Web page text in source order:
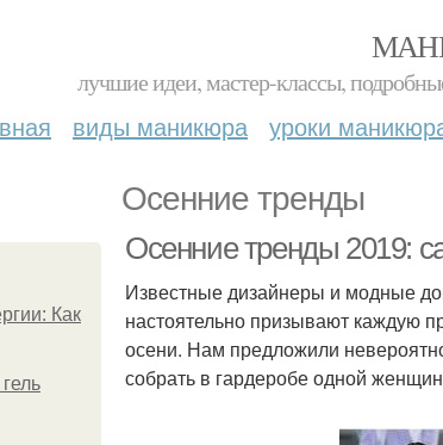
лучшие идеи, мастер-классы,
виды маникюра уроки
Осенние тренды
Как
Осенние тренды 2019:
Известные дизайнеры и модные
настоятельно призывают каждую
осени. Нам предложили
собрать в гардеробе одной